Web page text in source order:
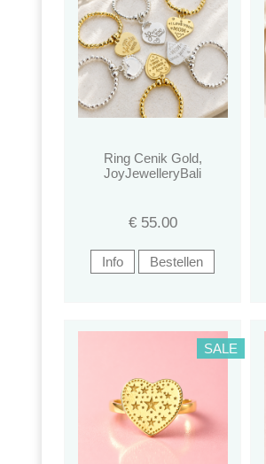
Ring Cenik Gold,
JoyJewelleryBali
€ 55.00
SALE